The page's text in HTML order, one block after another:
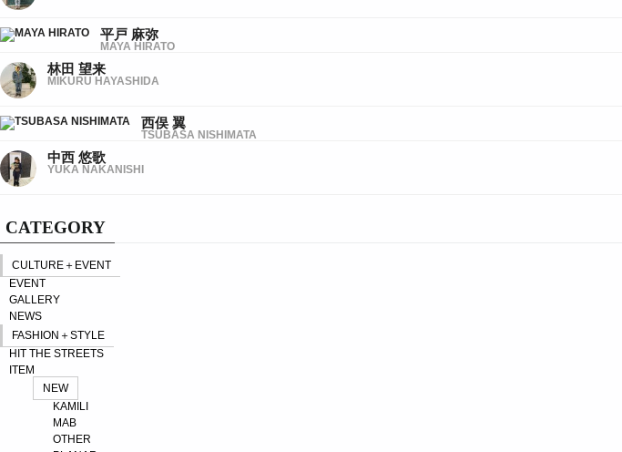
平戸 麻弥
MAYA HIRATO
林田 望来
MIKURU HAYASHIDA
西俣 翼
TSUBASA NISHIMATA
中西 悠歌
YUKA NAKANISHI
CATEGORY
CULTURE＋EVENT
EVENT
GALLERY
NEWS
FASHION＋STYLE
HIT THE STREETS
ITEM
NEW
KAMILI
MAB
OTHER